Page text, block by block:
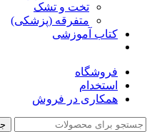
تخت و تشک
متفرقه (پزشکی)
کتاب آموزشی
فروشگاه
استخدام
همکاری در فروش